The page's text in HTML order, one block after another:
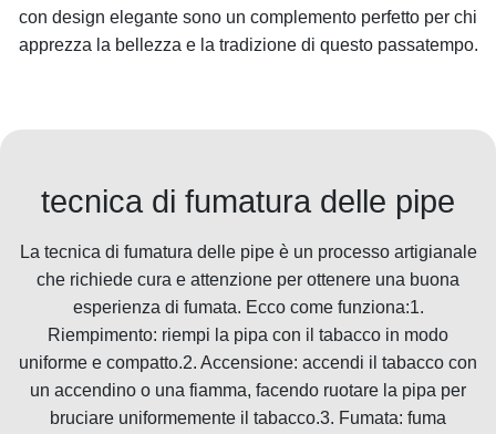
con design elegante sono un complemento perfetto per chi
apprezza la bellezza e la tradizione di questo passatempo.
tecnica di fumatura delle pipe
La tecnica di fumatura delle pipe è un processo artigianale
che richiede cura e attenzione per ottenere una buona
esperienza di fumata. Ecco come funziona:1.
Riempimento: riempi la pipa con il tabacco in modo
uniforme e compatto.2. Accensione: accendi il tabacco con
un accendino o una fiamma, facendo ruotare la pipa per
bruciare uniformemente il tabacco.3. Fumata: fuma